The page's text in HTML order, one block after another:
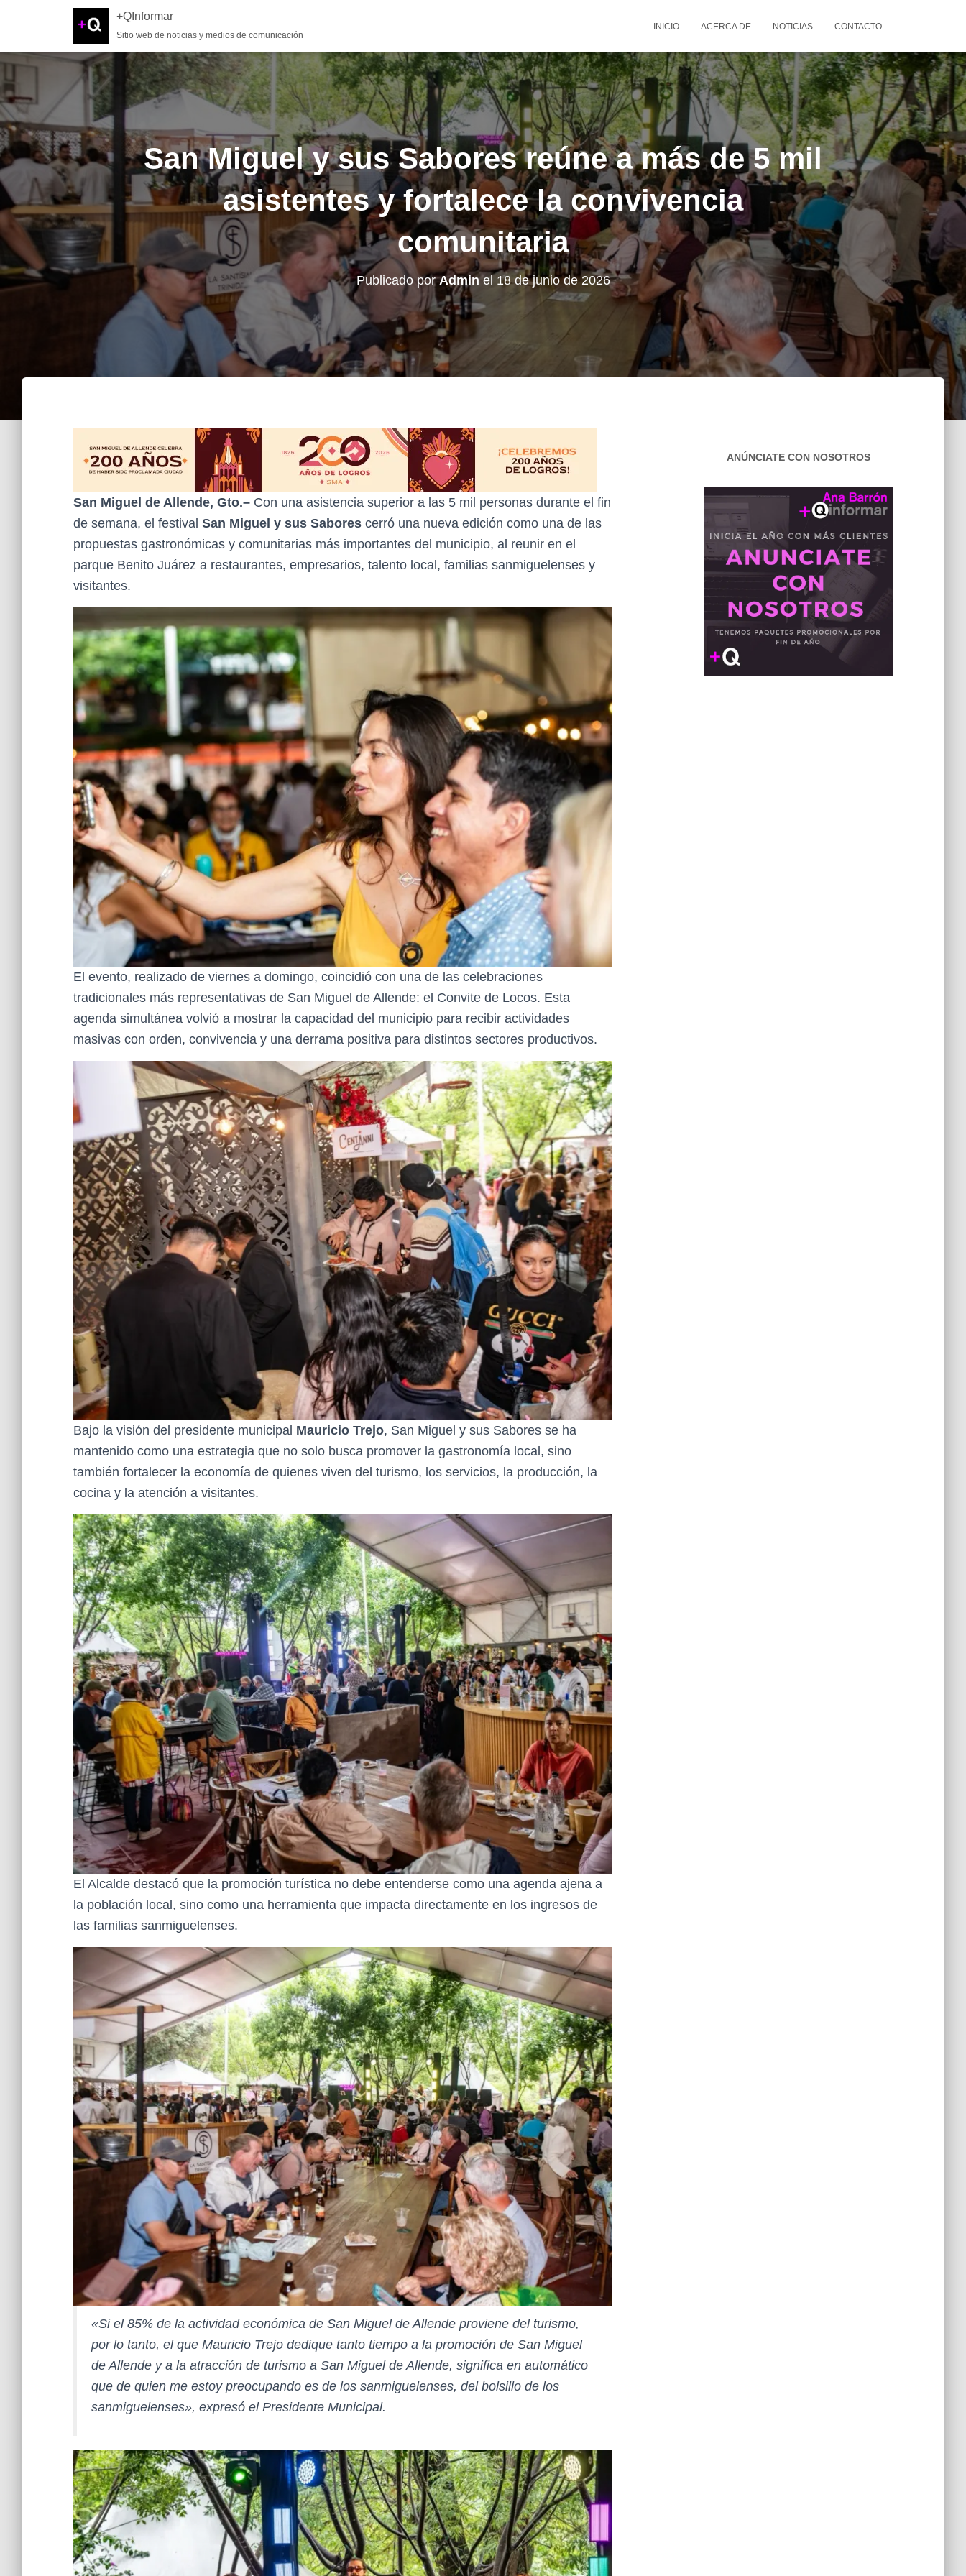
+QInformar
Sitio web de noticias y medios de comunicación
INICIO ACERCA DE NOTICIAS CONTACTO
San Miguel y sus Sabores reúne a más de 5 mil
asistentes y fortalece la convivencia
comunitaria
Publicado porAdminel 18 de junio de 2026
San Miguel de Allende, Gto.– Con una asistencia superior a las 5 mil personas durante el fin
de semana, el festival San Miguel y sus Sabores cerró una nueva edición como una de las
propuestas gastronómicas y comunitarias más importantes del municipio, al reunir en el
parque Benito Juárez a restaurantes, empresarios, talento local, familias sanmiguelenses y
visitantes.
El evento, realizado de viernes a domingo, coincidió con una de las celebraciones
tradicionales más representativas de San Miguel de Allende: el Convite de Locos. Esta
agenda simultánea volvió a mostrar la capacidad del municipio para recibir actividades
masivas con orden, convivencia y una derrama positiva para distintos sectores productivos.
Bajo la visión del presidente municipal Mauricio Trejo, San Miguel y sus Sabores se ha
mantenido como una estrategia que no solo busca promover la gastronomía local, sino
también fortalecer la economía de quienes viven del turismo, los servicios, la producción, la
cocina y la atención a visitantes.
El Alcalde destacó que la promoción turística no debe entenderse como una agenda ajena a
la población local, sino como una herramienta que impacta directamente en los ingresos de
las familias sanmiguelenses.
«Si el 85% de la actividad económica de San Miguel de Allende proviene del turismo,
por lo tanto, el que Mauricio Trejo dedique tanto tiempo a la promoción de San Miguel
de Allende y a la atracción de turismo a San Miguel de Allende, significa en automático
que de quien me estoy preocupando es de los sanmiguelenses, del bolsillo de los
sanmiguelenses», expresó el Presidente Municipal.
ANÚNCIATE CON NOSOTROS